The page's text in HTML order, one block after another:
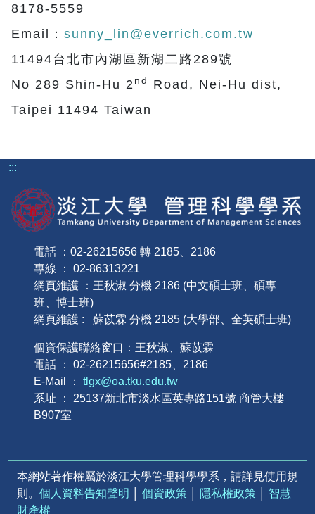
8178-5559
Email： sunny_lin@everrich.com.tw
11494台北市內湖區新湖二路289號
No 289 Shin-Hu 2 nd
Road, Nei-Hu dist,
Taipei 11494 Taiwan
:::
電話 ：02-26215656 轉 2185、2186
專線 ： 02-86313221
網頁維護 ：王秋淑 分機 2186 (中文碩士班、碩專
班、博士班)
網頁維護 : 蘇苡霖 分機 2185 (大學部、全英碩士班)
個資保護聯絡窗口：王秋淑、蘇苡霖
電話 ： 02-26215656#2185、2186
E-Mail ： tlgx@oa.tku.edu.tw
系址 ： 25137新北市淡水區英專路151號 商管大樓
B907室
本網站著作權屬於淡江大學管理科學學系，請詳見使用規
則。 個人資料告知聲明 個資政策 隱私權政策
智慧
財產權